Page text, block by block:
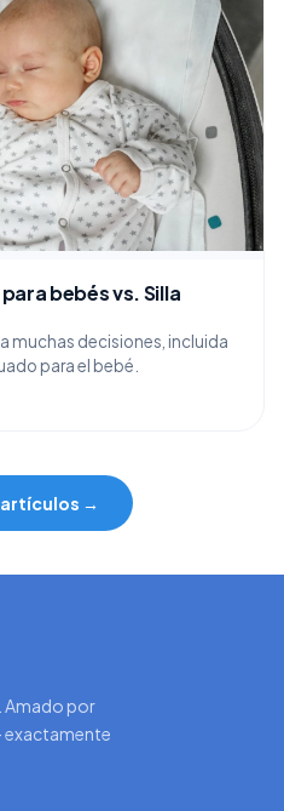
bebés vs. Silla
muchas decisiones, incluida
para el bebé.
artículos →
Amado por
exactamente